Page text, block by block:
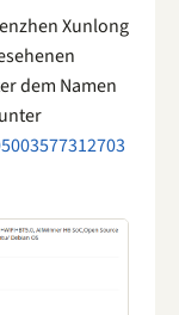
Xunlong
dem Namen